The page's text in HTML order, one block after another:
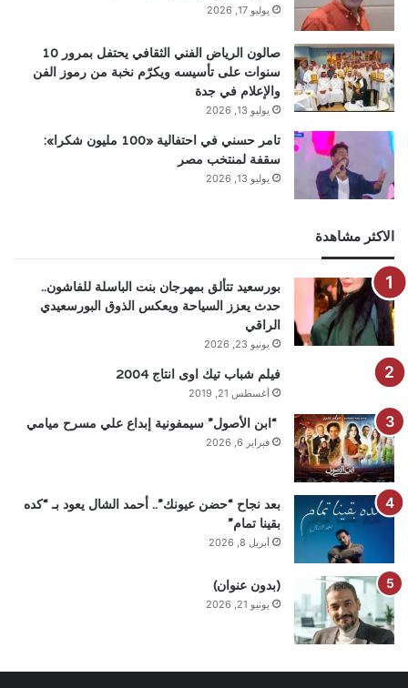
يوليو 17, 2026
صالون الرياض الفني الثقافي يحتفل بمرور 10
سنوات على تأسيسه ويكرّم نخبة من رموز الفن
والإعلام في جدة
يوليو 13, 2026
تامر حسني في احتفالية «100 مليون شكرا»:
سقفة لمنتخب مصر
يوليو 13, 2026
الاكثر مشاهدة
بورسعيد تتألق بمهرجان بنت الباسلة للفاشون..
حدث يعزز السياحة ويعكس الذوق البورسعيدي
الراقي
يونيو 23, 2026
فيلم شباب تيك اوى انتاج 2004
أغسطس 21, 2019
“ابن الأصول” سيمفونية إبداع علي مسرح ميامي
فبراير 6, 2026
بعد نجاح “حضن عيونك”.. أحمد الشال يعود بـ “كده
بقينا تمام”
أبريل 8, 2026
(بدون عنوان)
يونيو 21, 2026